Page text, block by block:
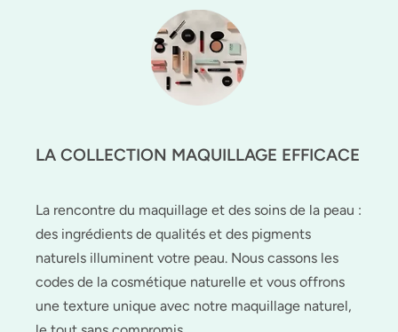
LA COLLECTION MAQUILLAGE EFFICACE
La rencontre du maquillage et des soins de la peau :
des ingrédients de qualités et des pigments
naturels illuminent votre peau. Nous cassons les
codes de la cosmétique naturelle et vous offrons
une texture unique avec notre maquillage naturel,